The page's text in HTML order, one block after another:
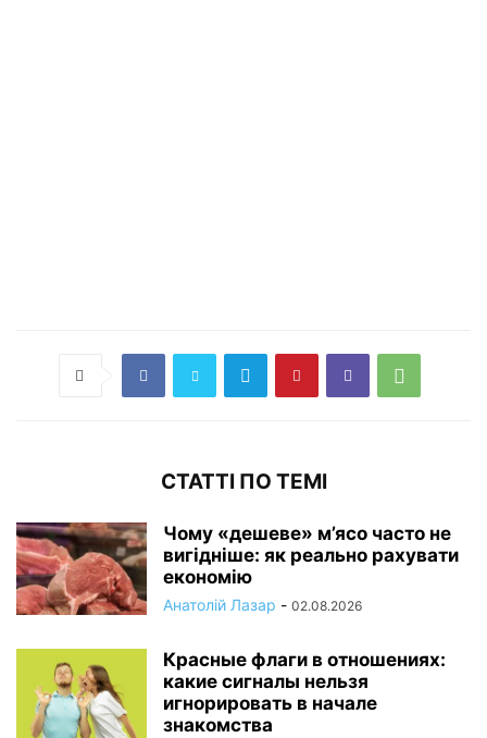
СТАТТІ ПО ТЕМІ
Чому «дешеве» м’ясо часто не
вигідніше: як реально рахувати
економію
Анатолій Лазар - 02.08.2026
Красные флаги в отношениях:
какие сигналы нельзя
игнорировать в начале
знакомства